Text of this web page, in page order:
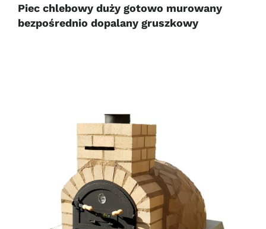
Piec chlebowy duży gotowo murowany
bezpośrednio dopalany gruszkowy